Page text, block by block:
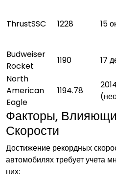
ThrustSSC 1228 15
Budweiser
Rocket
1190 17
North
American
Eagle
1194.78
Факторы‚
Скорости
Достижение рекордных
автомобилях требует учета
них: